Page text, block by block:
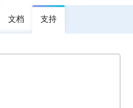
文档 支持